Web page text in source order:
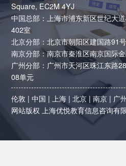
Square, EC2M 4YJ
中国总部：上海市浦东新区世纪大
402室
北京分部：北京市朝阳区建国路91
南京分部：南京市秦淮区南京国际
广州分部：广州市天河区珠江东路
08单元
伦敦 |中国 | 上海 |北京 |南京 | 广
网站版权 上海优悦教育信息咨询有